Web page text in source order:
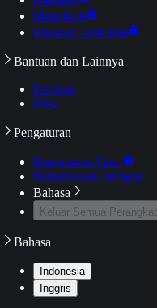
Mengikuti
Riwayat Tontonan
Bantuan dan Lainnya
Bantuan
Blog
Pengaturan
Pengaturan Akun
Pemeriksaan Jaringan
Bahasa
Keluar Semua Perangkat
Bahasa
Indonesia
Inggris